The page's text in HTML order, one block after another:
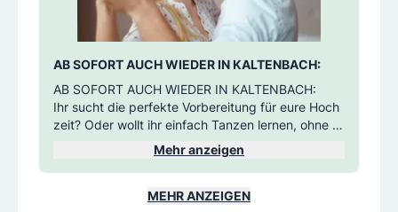
Natürlich inkl. unserem Servicepaket wie Gratis-Er
satzabend für versäumte Kursabende, Wiederhol
ertarif 50% und Kursplatzlimitierung - sichert euch
gleich euren Platz!
AB SOFORT AUCH WIEDER IN KALTENBACH:
AB SOFORT AUCH WIEDER IN KALTENBACH:
Ihr sucht die perfekte Vorbereitung für eure Hoch
zeit? Oder wollt ihr einfach Tanzen lernen, ohne b
esonderen Anlass?
Dann meldet euch gleich bei uns!
In nur 4 Wochen lernt ihr die wichtigsten aktuellen
Gesellschafts-, Freizeit- und regionalen Tänze (u.
Mehr anzeigen
MEHR ANZEIGEN